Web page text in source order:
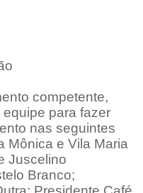
competente,
para fazer
nas seguintes
Mônica e Vila Maria
Juscelino
Branco;